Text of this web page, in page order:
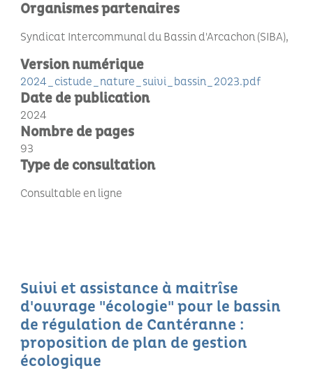
Organismes partenaires
Syndicat Intercommunal du Bassin d'Arcachon (SIBA)
Version numérique
2024_cistude_nature_suivi_bassin_2023.pdf
Date de publication
2024
Nombre de pages
93
Type de consultation
Consultable en ligne
Suivi et assistance à maitrîse
d'ouvrage "écologie" pour le bassin
de régulation de Cantéranne :
proposition de plan de gestion
écologique